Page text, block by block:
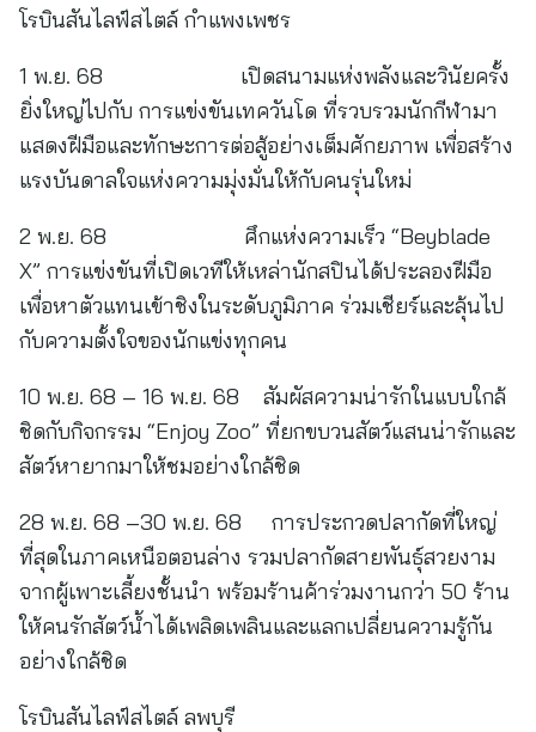
โรบินสันไลฟ์สไตล์ กำแพงเพชร
1 พ.ย. 68 เปิดสนามแห่งพลังและวินัยครั้ง
ยิ่งใหญ่ไปกับ การแข่งขันเทควันโด ที่รวบรวมนักกีฬามา
แสดงฝีมือและทักษะการต่อสู้อย่างเต็มศักยภาพ เพื่อสร้าง
แรงบันดาลใจแห่งความมุ่งมั่นให้กับคนรุ่นใหม่
2 พ.ย. 68 ศึกแห่งความเร็ว “Beyblade
X” การแข่งขันที่เปิดเวทีให้เหล่านักสปินได้ประลองฝีมือ
เพื่อหาตัวแทนเข้าชิงในระดับภูมิภาค ร่วมเชียร์และลุ้นไป
กับความตั้งใจของนักแข่งทุกคน
10 พ.ย. 68 – 16 พ.ย. 68 สัมผัสความน่ารักในแบบใกล้
ชิดกับกิจกรรม “Enjoy Zoo” ที่ยกขบวนสัตว์แสนน่ารักและ
สัตว์หายากมาให้ชมอย่างใกล้ชิด
28 พ.ย. 68 –30 พ.ย. 68 การประกวดปลากัดที่ใหญ่
ที่สุดในภาคเหนือตอนล่าง รวมปลากัดสายพันธุ์สวยงาม
จากผู้เพาะเลี้ยงชั้นนำ พร้อมร้านค้าร่วมงานกว่า 50 ร้าน
ให้คนรักสัตว์น้ำได้เพลิดเพลินและแลกเปลี่ยนความรู้กัน
อย่างใกล้ชิด
โรบินสันไลฟ์สไตล์ ลพบุรี